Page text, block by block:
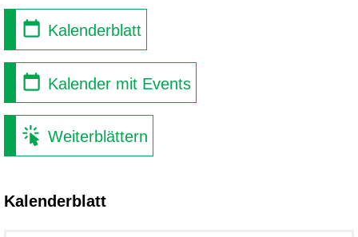
Kalenderblatt
Kalender mit Events
Weiterblättern
Kalenderblatt